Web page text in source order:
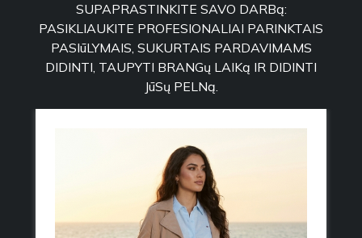
SUPAPRASTINKITE SAVO DARBą:
PASIKLIAUKITE PROFESIONALIAI PARINKTAIS
PASIūLYMAIS, SUKURTAIS PARDAVIMAMS
DIDINTI, TAUPYTI BRANGų LAIKą IR DIDINTI
JūSų PELNą.